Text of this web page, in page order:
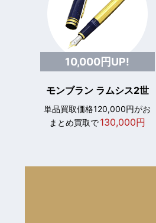
10,000円UP!
モンブラン ラムシス2世
単品買取価格120,000円がお
まとめ買取で130,000円